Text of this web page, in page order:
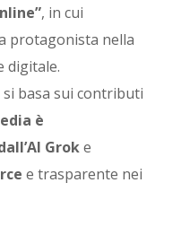
, in cui
protagonista nella
digitale.
si basa sui contributi
è
Groke
e trasparente nei